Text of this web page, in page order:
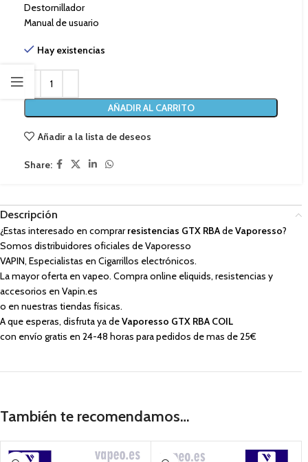
Destornillador
Manual de usuario
Hay existencias
AÑADIR AL CARRITO
Añadir a la lista de deseos
Share:
Descripción
¿Estas interesado en comprarresistencias GTX RBAdeVaporesso?
Somos distribuidores oficiales de Vaporesso
VAPIN, Especialistas en Cigarrillos electrónicos.
La mayor oferta en vapeo. Compra online eliquids, resistencias y
accesorios en Vapin.es
o en nuestras tiendas físicas.
A que esperas, disfruta ya deVaporesso GTX RBA COIL
con envío gratis en 24-48 horas para pedidos de mas de 25€
También te recomendamos…